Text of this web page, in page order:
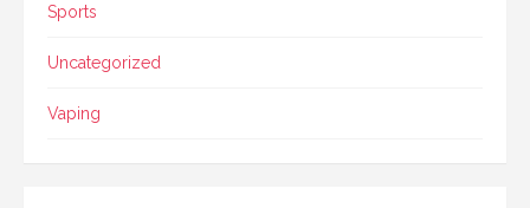
Sports
Uncategorized
Vaping